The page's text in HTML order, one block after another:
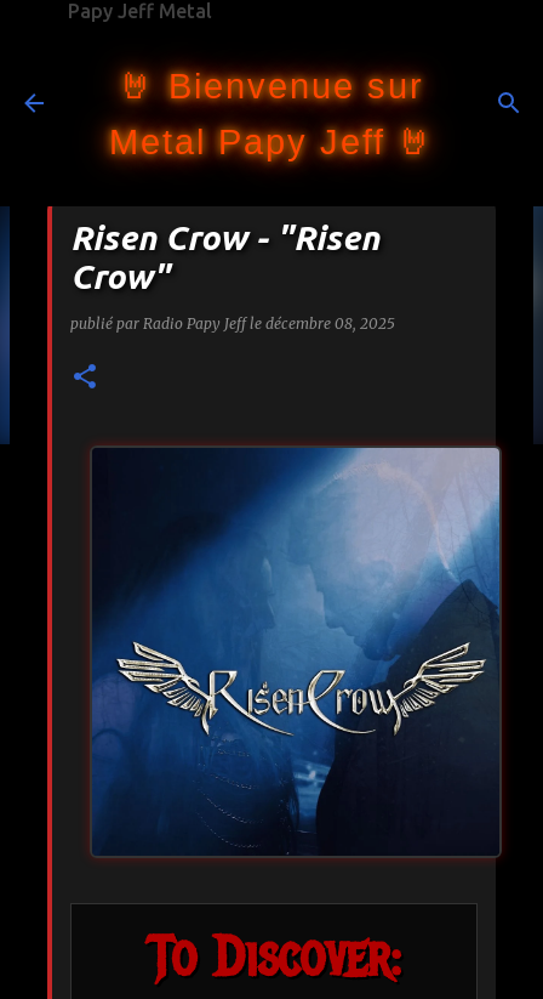
Papy Jeff Metal
🤘 Bienvenue sur
Metal Papy Jeff 🤘
Risen Crow - "Risen
Crow"
publié par Radio Papy Jeff le décembre 08, 2025
To Discover: